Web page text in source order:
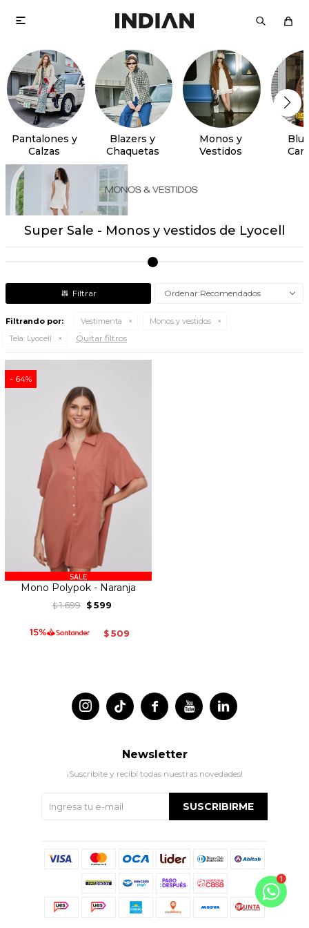

Pantalones y
Calzas
Blazers y
Chaquetas
Monos y
Vestidos
Super Sale - Monos y vestidos de Lyocell
Recomendados
Filtrando por: Vestimenta
Monos y vestidos
Tela: Lyocell Quitar filtros
64
Mono Polypok - Naranja
$ 1.699 $ 599
$ 509
 
 
Newsletter
¡Suscribite y recibí todas nuestras novedades!
SUSCRIBIRME